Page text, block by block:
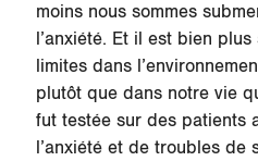
moins nous sommes
l’anxiété. Et il est bien
limites dans
plutôt que dans notre vie
fut testée sur des patients
l’anxiété et de troubles de